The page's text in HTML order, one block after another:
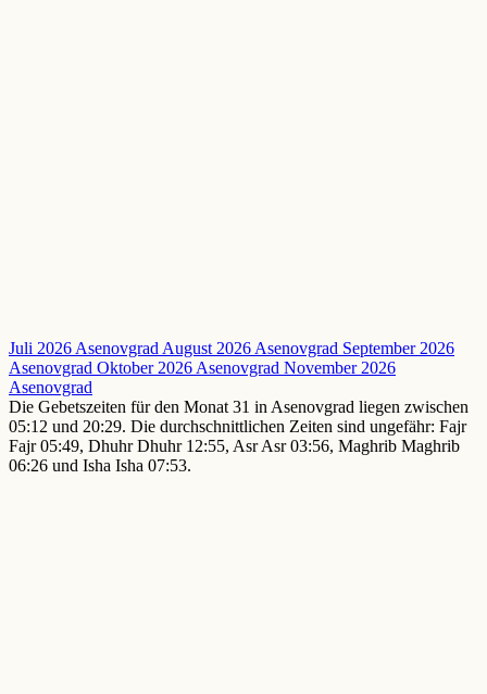
Juli 2026 Asenovgrad August 2026 Asenovgrad September 2026
Asenovgrad Oktober 2026 Asenovgrad November 2026
Asenovgrad
Die Gebetszeiten für den Monat 31 in Asenovgrad liegen zwischen
05:12 und 20:29. Die durchschnittlichen Zeiten sind ungefähr: Fajr
Fajr 05:49, Dhuhr Dhuhr 12:55, Asr Asr 03:56, Maghrib Maghrib
06:26 und Isha Isha 07:53.